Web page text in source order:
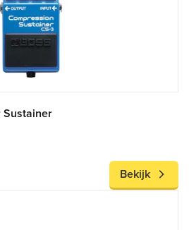
Sustainer
Bekijk